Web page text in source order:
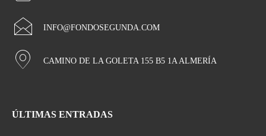
INFO@FONDOSEGUNDA.COM
CAMINO DE LA GOLETA 155 B5 1A ALMERÍA
ÚLTIMAS ENTRADAS